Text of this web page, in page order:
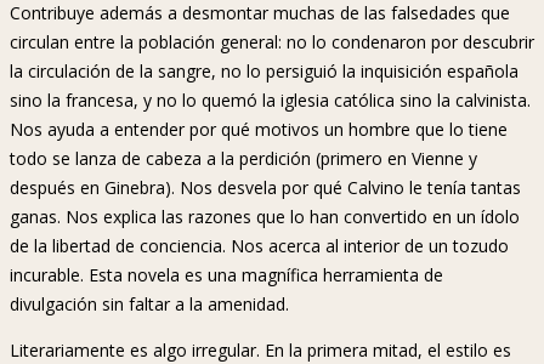
Contribuye además a desmontar muchas de las falsedades que
circulan entre la población general: no lo condenaron por descubrir
la circulación de la sangre, no lo persiguió la inquisición española
sino la francesa, y no lo quemó la iglesia católica sino la calvinista.
Nos ayuda a entender por qué motivos un hombre que lo tiene
todo se lanza de cabeza a la perdición (primero en Vienne y
después en Ginebra). Nos desvela por qué Calvino le tenía tantas
ganas. Nos explica las razones que lo han convertido en un ídolo
de la libertad de conciencia. Nos acerca al interior de un tozudo
incurable. Esta novela es una magnífica herramienta de
divulgación sin faltar a la amenidad.
Literariamente es algo irregular. En la primera mitad, el estilo es